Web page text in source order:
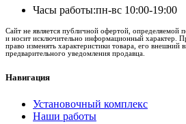
Часы работы:пн-вс 10:00-19:00
Сайт не является публичной офертой,
и носит исключительно информационный характер.
право изменять характеристики товара, его внешний
предварительного уведомления продавца.
Навигация
Установочный комплекс
Наши работы